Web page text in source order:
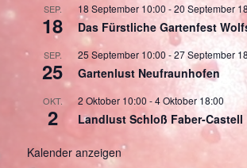
SEP.
18
18 September 10:00 -20 September
Das Fürstliche Gartenfest
SEP.
25
25 September 10:00 -27 September
Gartenlust Neufraunhofen
OKT.
2
2 Oktober 10:00 -4 Oktober 18:00
Landlust Schloß Faber-Castell
Kalender anzeigen